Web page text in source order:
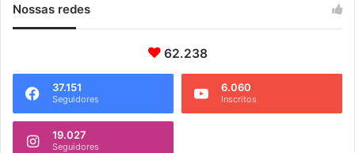
Nossas redes
62.238
37.151
Seguidores
6.060
Inscritos
19.027
Seguidores